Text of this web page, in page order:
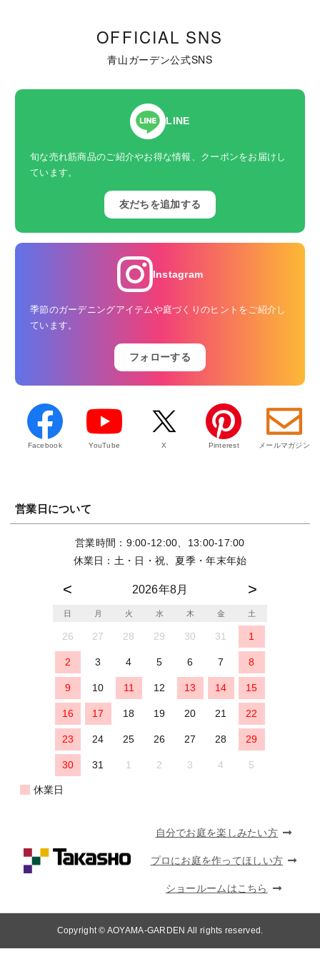
OFFICIAL SNS
青山ガーデン公式SNS
LINE
旬な売れ筋商品のご紹介やお得な情報、クーポンをお届けし
ています。
友だちを追加する
Instagram
季節のガーデニングアイテムや庭づくりのヒントをご紹介し
ています。
フォローする
Facebook YouTube X Pinterest メールマガジン
営業日について
営業時間：9:00-12:00、13:00-17:00
休業日：土・日・祝、夏季・年末年始
2026年8月
日 月 火 水 木 金 土
26 27 28 29 30 31 1
2 3 4 5 6 7 8
9 10 11 12 13 14 15
16 17 18 19 20 21 22
23 24 25 26 27 28 29
30 31 1 2 3 4 5
休業日
自分でお庭を楽しみたい方
プロにお庭を作ってほしい方
ショールームはこちら
Copyright © AOYAMA-GARDEN All rights reserved.